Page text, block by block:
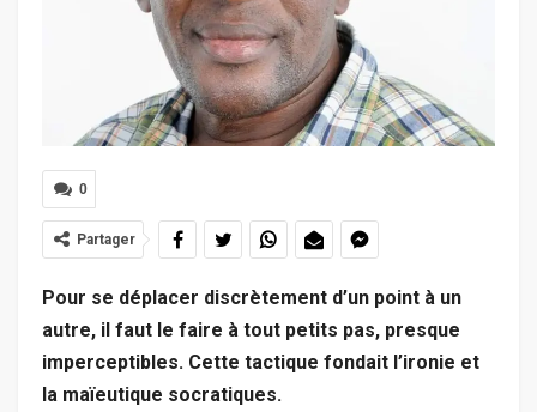
0
Partager
Pour se déplacer discrètement d’un point à un
autre, il faut le faire à tout petits pas, presque
imperceptibles. Cette tactique fondait l’ironie et
la maïeutique socratiques.